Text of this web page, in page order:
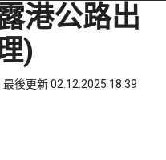
港公路出
)
最後更新 02.12.2025 18:39